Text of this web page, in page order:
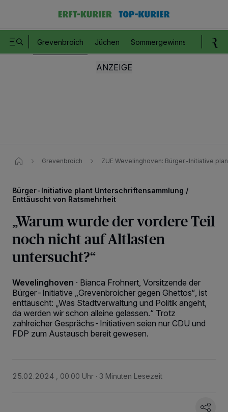
Grevenbroich Jüchen Sommergewinnspiel
Grevenbroich ZUE Wevelinghoven: Bürger-Initiative
Bürger-Initiative plant Unterschriftensammlung /
Enttäuscht von Ratsmehrheit
„Warum wurde der vordere Teil
noch nicht auf Altlasten
untersucht?“
Wevelinghoven · Bianca Frohnert, Vorsitzende der
Bürger-Initiative „Grevenbroicher gegen Ghettos“, ist
enttäuscht: „Was Stadtverwaltung und Politik angeht,
da werden wir schon alleine gelassen.“ Trotz
zahlreicher Gesprächs-Initiativen seien nur CDU und
FDP zum Austausch bereit gewesen.
25.02.2024 , 00:00 Uhr 3 Minuten Lesezeit